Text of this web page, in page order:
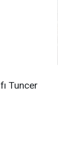
Tuncer